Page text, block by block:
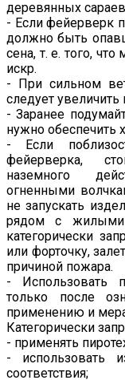
деревянных
- Если фейерверк
должно быть
сена, т. е. того,
искр.
- При сильном
следует увеличить
- Заранее
нужно обеспечить
- Если
фейерверка,
наземного
огненными
не запускать
рядом с жилыми
категорически
или форточку,
причиной пожара.
- Использовать
только после
применению и
Категорически
- применять
- использовать
соответствия;